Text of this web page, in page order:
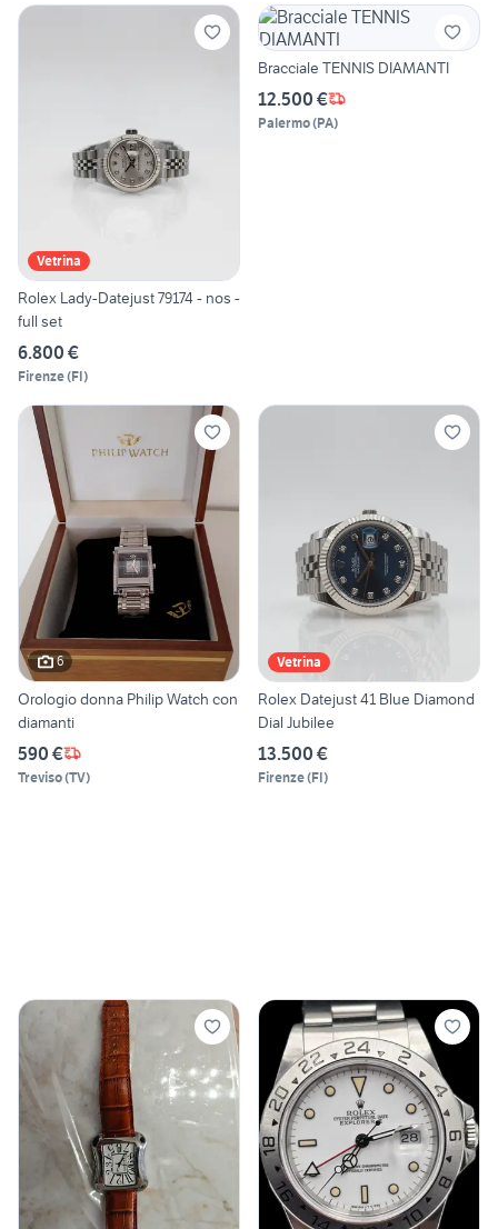
Vetrina
Rolex Lady-Datejust 79174 - nos -
full set
6.800 €
Firenze(FI)
Bracciale TENNIS DIAMANTI
12.500 €
Palermo(PA)
6
Orologio donna Philip Watch con
diamanti
590 €
Treviso(TV)
Vetrina
Rolex Datejust 41 Blue Diamond
Dial Jubilee
13.500 €
Firenze(FI)